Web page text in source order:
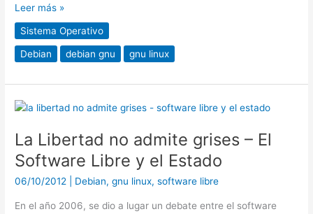
Leer más »
Sistema Operativo
Debian debian gnu gnu linux
La Libertad no admite grises – El
Software Libre y el Estado
06/10/2012 Debian,gnu linux,software libre
En el año 2006, se dio a lugar un debate entre el software
La
no
admite
grises
–